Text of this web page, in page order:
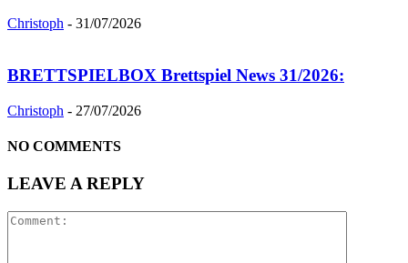
Christoph - 31/07/2026
BRETTSPIELBOX Brettspiel News 31/2026:
Christoph - 27/07/2026
NO COMMENTS
LEAVE A REPLY